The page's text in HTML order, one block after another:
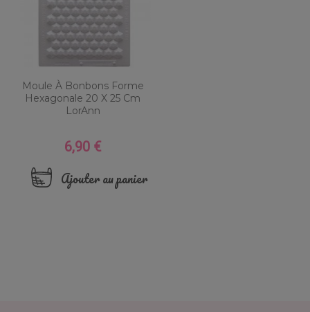
Moule À Bonbons Forme
Hexagonale 20 X 25 Cm
LorAnn
Prix
6,90 €
Ajouter au panier